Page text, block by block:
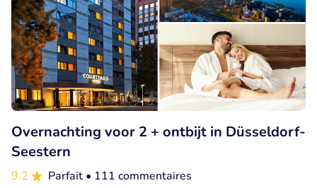
Overnachting voor 2 + ontbijt in Düsseldorf-
Seestern
9.2 Parfait • 111 commentaires